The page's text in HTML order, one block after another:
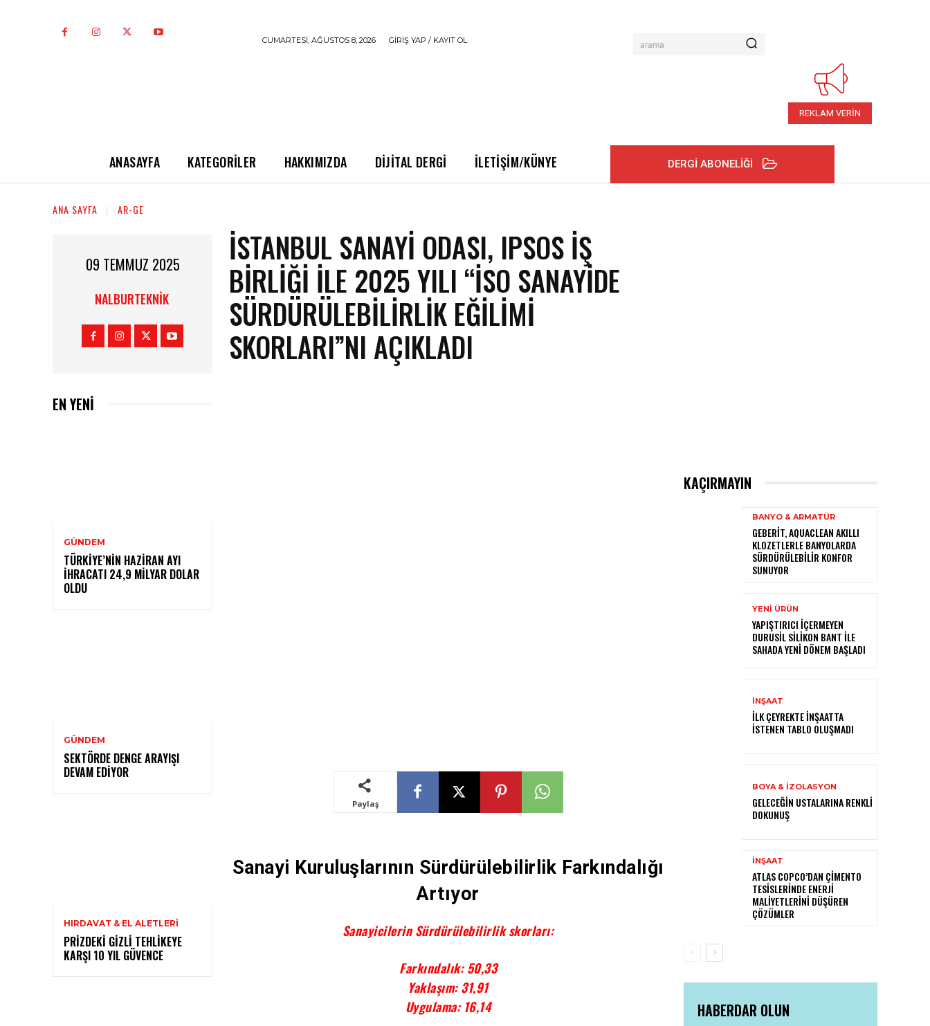
CUMARTESI, AĞUSTOS 8, 2026 GIRIŞ YAP / KAYIT OL arama
REKLAM VERİN
ANASAYFA KATEGORILER HAKKIMIZDA DIJITAL DERGI İLETIŞIM/KÜNYE DERGİ ABONELİĞİ
ANA SAYFA AR-GE
09 TEMMUZ 2025
NALBURTEKNIK
EN YENİ
GÜNDEM
TÜRKIYE’NIN HAZIRAN AYI
İHRACATI 24,9 MILYAR DOLAR
OLDU
GÜNDEM
SEKTÖRDE DENGE ARAYIŞI
DEVAM EDIYOR
HIRDAVAT & EL ALETLERI
PRIZDEKI GIZLI TEHLIKEYE
KARŞI 10 YIL GÜVENCE
İSTANBUL SANAYI ODASI, IPSOS IŞ
BIRLIĞI ILE 2025 YILI “İSO SANAYIDE
SÜRDÜRÜLEBILIRLIK EĞILIMI
SKORLARI”NI AÇIKLADI
Paylaş
Sanayi Kuruluşlarının Sürdürülebilirlik Farkındalığı
Artıyor
Sanayicilerin Sürdürülebilirlik skorları:
Farkındalık: 50,33
Yaklaşım: 31,91
Uygulama: 16,14
KAÇIRMAYIN
BANYO & ARMATÜR
GEBERIT, AQUACLEAN AKILLI
KLOZETLERLE BANYOLARDA
SÜRDÜRÜLEBILIR KONFOR
SUNUYOR
YENI ÜRÜN
YAPIŞTIRICI İÇERMEYEN
DURUSİL SİLİKON BANT İLE
SAHADA YENİ DÖNEM BAŞLADI
İNŞAAT
İLK ÇEYREKTE İNŞAATTA
İSTENEN TABLO OLUŞMADI
BOYA & İZOLASYON
GELECEĞIN USTALARINA RENKLI
DOKUNUŞ
İNŞAAT
ATLAS COPCO’DAN ÇIMENTO
TESISLERINDE ENERJI
MALIYETLERINI DÜŞÜREN
ÇÖZÜMLER
HABERDAR OLUN